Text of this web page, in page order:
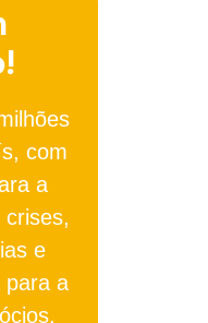
com
a
e
para a